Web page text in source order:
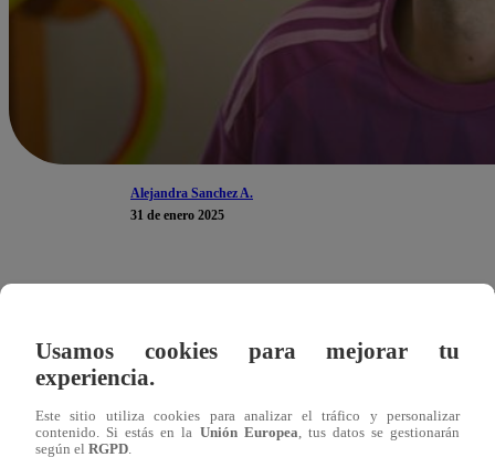
Alejandra Sanchez A.
31 de enero 2025
Día a día, los peruanos conviven con las jergas en su
en ese contexto, el conductor Santi Lesmes confesó
Perú desde España.
Desde hace 15 años, Santi vive en nuestro país y
Usamos cookies para mejorar tu
experiencia.
Este sitio utiliza cookies para analizar el tráfico y personalizar
contenido. Si estás en la Unión Europea, tus datos se gestionarán
según el RGPD.